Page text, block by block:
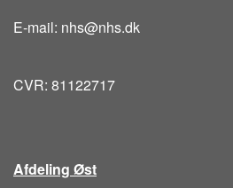
E-mail: nhs@nhs.dk
CVR: 81122717
Afdeling Øst